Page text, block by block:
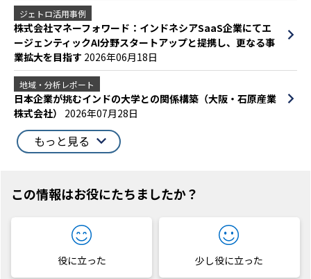
ジェトロ活用事例
株式会社マネーフォワード：インドネシアSaaS企業にてエ
ージェンティックAI分野スタートアップと提携し、更なる事
業拡大を目指す 2026年06月18日
地域・分析レポート
日本企業が挑むインドの大学との関係構築（大阪・石原産業
株式会社） 2026年07月28日
もっと見る
この情報はお役にたちましたか？
役に立った 少し役に立った